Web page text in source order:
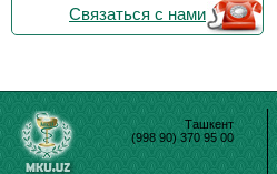
Связаться с нами
Ташкент
(998 90) 370 95 00